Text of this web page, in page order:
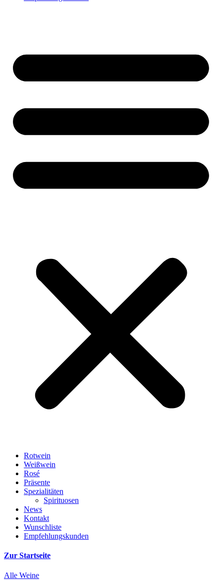
Rotwein
Weißwein
Rosé
Präsente
Spezialitäten
Spirituosen
News
Kontakt
Wunschliste
Empfehlungskunden
Zur Startseite
Alle Weine